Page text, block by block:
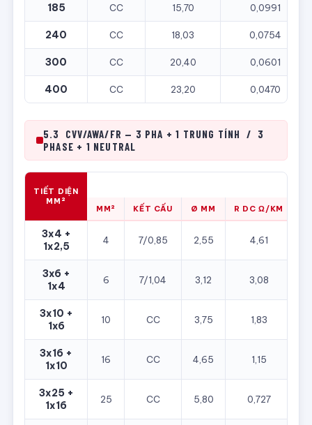
185 CC 15,70 0,0991
240 CC 18,03 0,0754
300 CC 20,40 0,0601
400 CC 23,20 0,0470
5.3 CVV/AWA/FR — 3 PHA + 1 TRUNG TÍNH / 3
PHASE + 1 NEUTRAL
TIẾT DIỆN
MM²
MM² KẾT CẤU Ø MM R DC Ω/KM
3x4 +
1x2,5
4 7/0,85 2,55 4,61
3x6 +
1x4
6 7/1,04 3,12 3,08
3x10 +
1x6
10 CC 3,75 1,83
3x16 +
1x10
16 CC 4,65 1,15
3x25 +
1x16
25 CC 5,80 0,727